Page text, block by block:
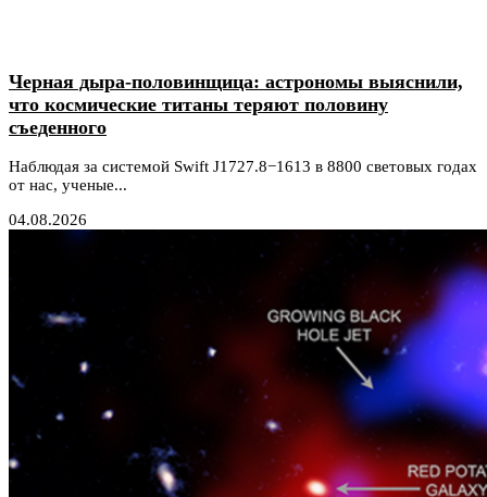
Черная дыра-половинщица: астрономы выяснили,
что космические титаны теряют половину
съеденного
Наблюдая за системой Swift J1727.8−1613 в 8800 световых годах
от нас, ученые...
04.08.2026